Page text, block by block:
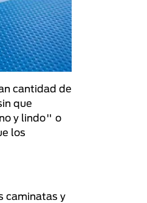
cantidad de
que
y lindo" o
los
caminatas y